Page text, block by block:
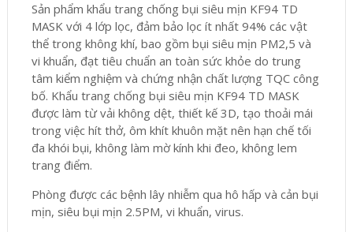
Sản phẩm khẩu trang chống bụi siêu mịn KF94 TD
MASK với 4 lớp lọc, đảm bảo lọc ít nhất 94% các vật
thể trong không khí, bao gồm bụi siêu mịn PM2,5 và
vi khuẩn, đạt tiêu chuẩn an toàn sức khỏe do trung
tâm kiểm nghiệm và chứng nhận chất lượng TQC công
bố. Khẩu trang chống bụi siêu mịn KF94 TD MASK
được làm từ vải không dệt, thiết kế 3D, tạo thoải mái
trong việc hít thở, ôm khít khuôn mặt nên hạn chế tối
đa khói bụi, không làm mờ kính khi đeo, không lem
trang điểm.
Phòng được các bệnh lây nhiễm qua hô hấp và cản bụi
mịn, siêu bụi mịn 2.5PM, vi khuẩn, virus.